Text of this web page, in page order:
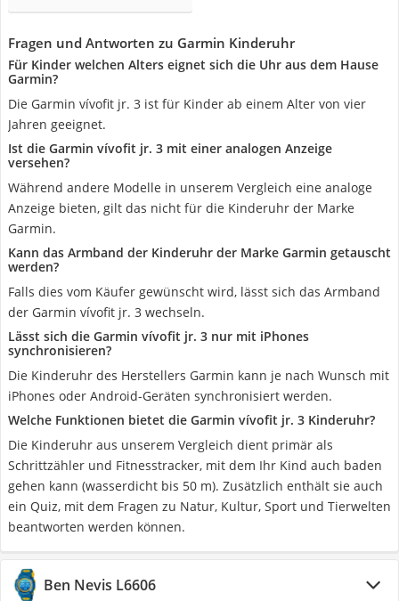
Fragen und Antworten zu Garmin Kinderuhr
Für Kinder welchen Alters eignet sich die Uhr aus dem Hause
Garmin?
Die Garmin vívofit jr. 3 ist für Kinder ab einem Alter von vier
Jahren geeignet.
Ist die Garmin vívofit jr. 3 mit einer analogen Anzeige
versehen?
Während andere Modelle in unserem Vergleich eine analoge
Anzeige bieten, gilt das nicht für die Kinderuhr der Marke
Garmin.
Kann das Armband der Kinderuhr der Marke Garmin getauscht
werden?
Falls dies vom Käufer gewünscht wird, lässt sich das Armband
der Garmin vívofit jr. 3 wechseln.
Lässt sich die Garmin vívofit jr. 3 nur mit iPhones
synchronisieren?
Die Kinderuhr des Herstellers Garmin kann je nach Wunsch mit
iPhones oder Android-Geräten synchronisiert werden.
Welche Funktionen bietet die Garmin vívofit jr. 3 Kinderuhr?
Die Kinderuhr aus unserem Vergleich dient primär als
Schrittzähler und Fitnesstracker, mit dem Ihr Kind auch baden
gehen kann (wasserdicht bis 50 m). Zusätzlich enthält sie auch
ein Quiz, mit dem Fragen zu Natur, Kultur, Sport und Tierwelten
beantworten werden können.
Ben Nevis L6606